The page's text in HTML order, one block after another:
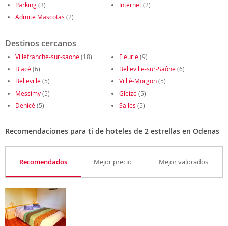
Parking(3) Internet(2)
Admite Mascotas (2)
Destinos cercanos
Villefranche-sur-saone(18) Fleurie(9)
Blacé(6) Belleville-sur-Saône(6)
Belleville(5) Villié-Morgon(5)
Messimy(5) Gleizé(5)
Denicé(5) Salles (5)
Recomendaciones para ti de hoteles de 2 estrellas en Odenas
Recomendados Mejor precio Mejor valorados